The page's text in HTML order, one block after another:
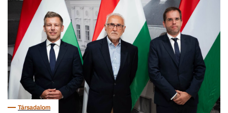
Társadalom